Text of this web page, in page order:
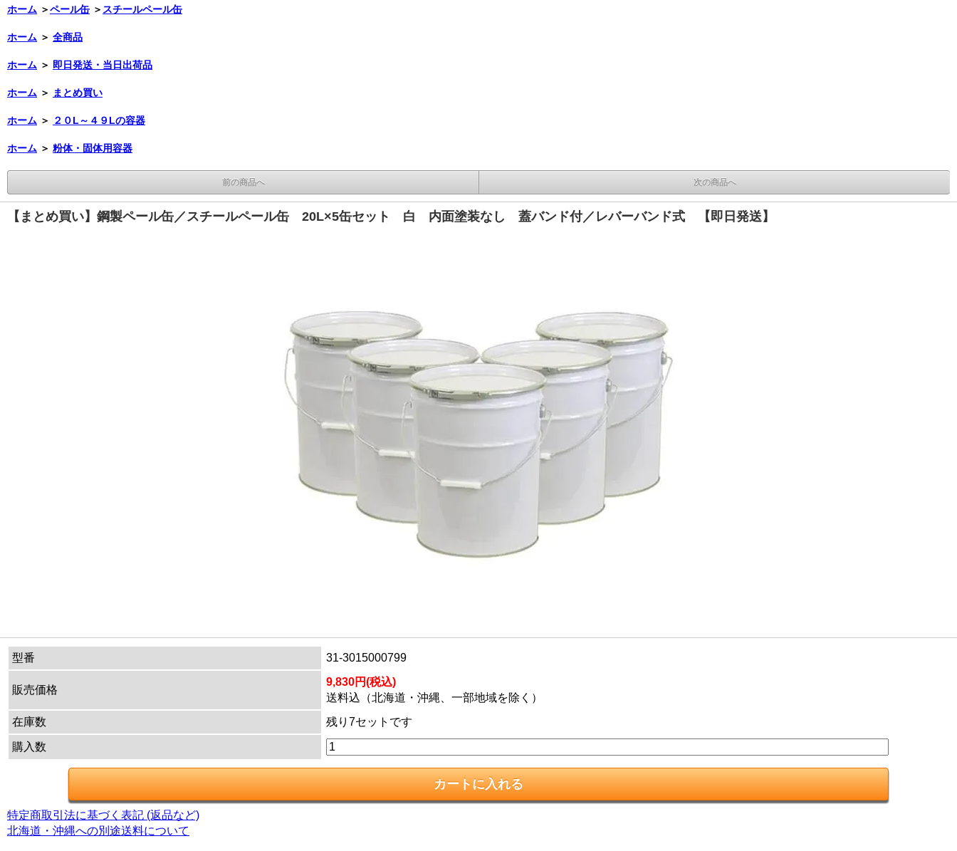
ホーム ＞ペール缶 ＞ スチールペール缶
ホーム ＞ 全商品
ホーム ＞ 即日発送・当日出荷品
ホーム ＞ まとめ買い
ホーム ＞ ２０L～４９Lの容器
ホーム ＞ 粉体・固体用容器
前の商品へ 次の商品へ
【まとめ買い】鋼製ペール缶／スチールペール缶 20L×5缶セット 白 内面塗装なし 蓋バンド付／レバーバンド式 【即日発送】
型番 31-3015000799
販売価格
9,830円(税込)
送料込（北海道・沖縄、一部地域を除く）
在庫数
残り7セットです
購入数
特定商取引法に基づく表記 (返品など)
北海道・沖縄への別途送料について